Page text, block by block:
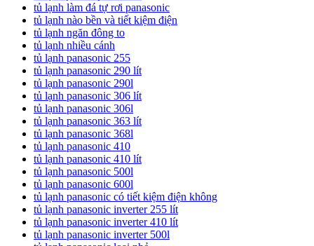
tủ lạnh làm đá tự rơi panasonic
tủ lạnh nào bền và tiết kiệm điện
tủ lạnh ngăn đông to
tủ lạnh nhiều cánh
tủ lạnh panasonic 255
tủ lạnh panasonic 290 lít
tủ lạnh panasonic 290l
tủ lạnh panasonic 306 lít
tủ lạnh panasonic 306l
tủ lạnh panasonic 363 lít
tủ lạnh panasonic 368l
tủ lạnh panasonic 410
tủ lạnh panasonic 410 lít
tủ lạnh panasonic 500l
tủ lạnh panasonic 600l
tủ lạnh panasonic có tiết kiệm điện không
tủ lạnh panasonic inverter 255 lít
tủ lạnh panasonic inverter 410 lít
tủ lạnh panasonic inverter 500l